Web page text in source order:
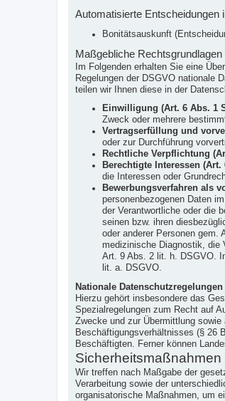
Automatisierte Entscheidungen
Bonitätsauskunft
Maßgebliche Rechtsgrundlagen
Im Folgenden erhalten Sie eine
Regelungen der DSGVO nationale
teilen wir Ihnen diese in der
Einwilligung (Art. 6 Abs. 1
Zweck oder mehrere
Vertragserfüllung und
oder zur Durchführung
Rechtliche Verpflichtung
Berechtigte Interessen
die Interessen oder
Bewerbungsverfahren als
personenbezogenen Daten
der Verantwortliche oder die
seinen bzw. ihren
oder anderer Personen gem.
medizinische Diagnostik, die
Art. 9 Abs. 2 lit. h. DSGVO.
lit. a. DSGVO.
Nationale
Hierzu gehört insbesondere das
Spezialregelungen zum Recht auf
Zwecke und zur Übermittlung
Beschäftigungsverhältnisses (§ 26
Beschäftigten. Ferner können
Sicherheitsmaßnahmen
Wir treffen nach Maßgabe der
Verarbeitung sowie der
organisatorische Maßnahmen, um